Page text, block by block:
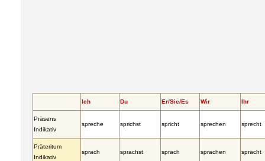
Ich Du Er/Sie/Es Wir Ihr
Präsens
Indikativ
spreche sprichst spricht sprechen sprecht
Präteritum
Indikativ
sprach sprachst sprach sprachen spracht